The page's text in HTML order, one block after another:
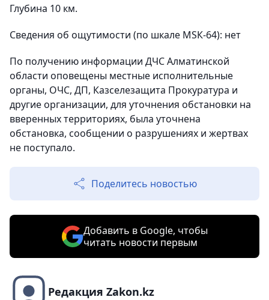
Глубина 10 км.
Сведения об ощутимости (по шкале МSК-64): нет
По получению информации ДЧС Алматинской
области оповещены местные исполнительные
органы, ОЧС, ДП, Казселезащита Прокуратура и
другие организации, для уточнения обстановки на
вверенных территориях, была уточнена
обстановка, сообщении о разрушениях и жертвах
не поступало.
Поделитесь новостью
Добавить в Google, чтобы
читать новости первым
Редакция Zakon.kz